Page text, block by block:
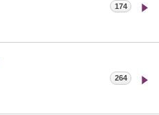
174
264